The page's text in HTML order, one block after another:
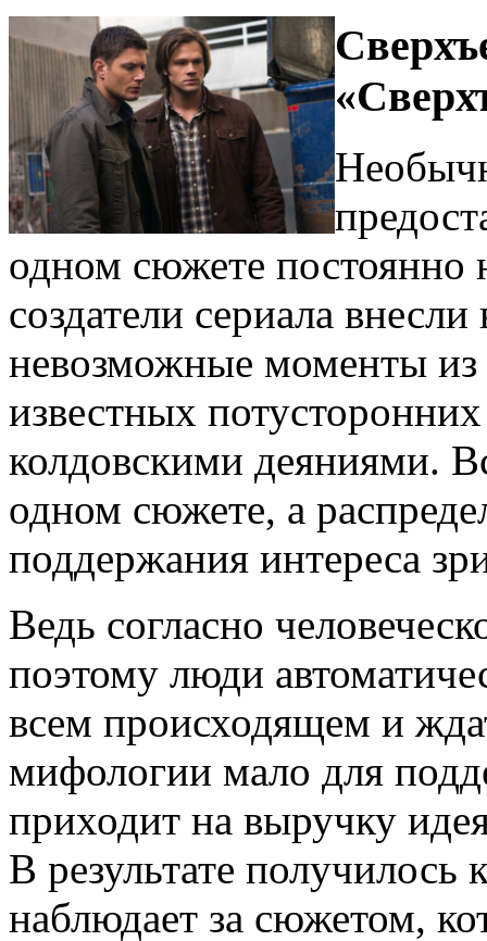
одном сюжете
создатели сериала
невозможные моменты из
известных
колдовскими деяниями.
одном сюжете, а
поддержания интереса
Ведь согласно
поэтому люди
всем происходящем и
мифологии мало для
приходит на выручку
В результате получилось
наблюдает за сюжетом,